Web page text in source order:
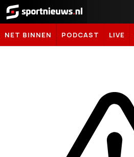
Sportnieuws.nl
NET BINNEN PODCAST LIVE